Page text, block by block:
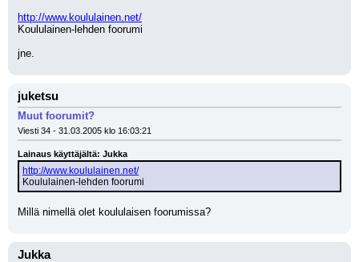
http://www.koululainen.net/
Koululainen-lehden foorumi
jne.
juketsu
Muut foorumit?
Viesti 34 - 31.03.2005 klo 16:03:21
Lainaus käyttäjältä: Jukka
http://www.koululainen.net/
Koululainen-lehden foorumi
Millä nimellä olet koululaisen foorumissa?
Jukka